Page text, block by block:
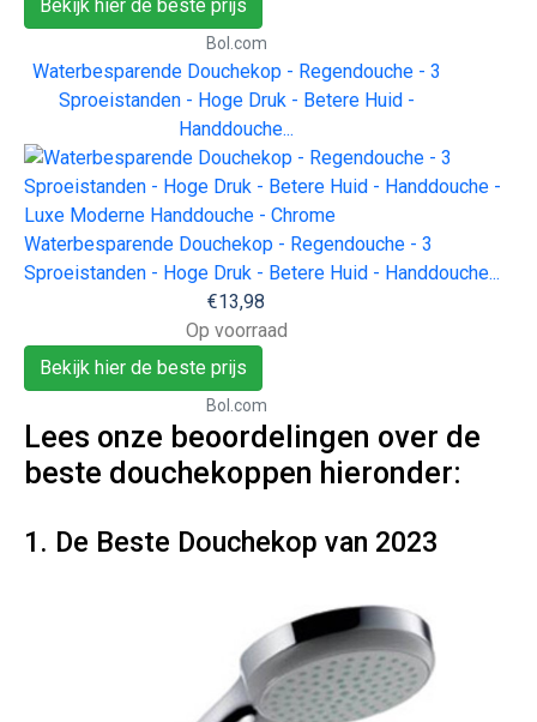
Bekijk hier de beste prijs
Bol.com
Waterbesparende Douchekop - Regendouche - 3
Sproeistanden - Hoge Druk - Betere Huid -
Handdouche...
Waterbesparende Douchekop - Regendouche - 3
Sproeistanden - Hoge Druk - Betere Huid - Handdouche...
€13,98
Op voorraad
Bekijk hier de beste prijs
Bol.com
Lees onze beoordelingen over de
beste douchekoppen hieronder:
1. De Beste Douchekop van 2023